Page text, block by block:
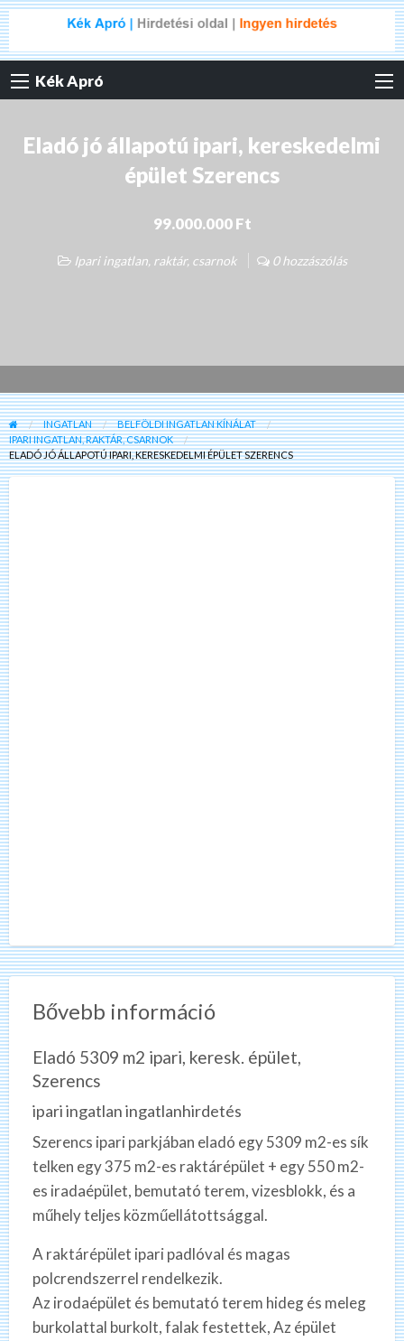
Kék Apró
Eladó jó állapotú ipari, kereskedelmi
épület Szerencs
99.000.000 Ft
Ipari ingatlan, raktár, csarnok 0 hozzászólás
INGATLAN
BELFÖLDI INGATLAN KÍNÁLAT
IPARI INGATLAN, RAKTÁR, CSARNOK
ELADÓ JÓ ÁLLAPOTÚ IPARI, KERESKEDELMI ÉPÜLET SZERENCS
Bővebb információ
Eladó 5309 m2 ipari, keresk. épület,
Szerencs
ipari ingatlan ingatlanhirdetés
Szerencs ipari parkjában eladó egy 5309 m2-es sík
telken egy 375 m2-es raktárépület + egy 550 m2-
es iradaépület, bemutató terem, vizesblokk, és a
műhely teljes közműellátottsággal.
A raktárépület ipari padlóval és magas
polcrendszerrel rendelkezik.
Az irodaépület és bemutató terem hideg és meleg
burkolattal burkolt, falak festettek, Az épület